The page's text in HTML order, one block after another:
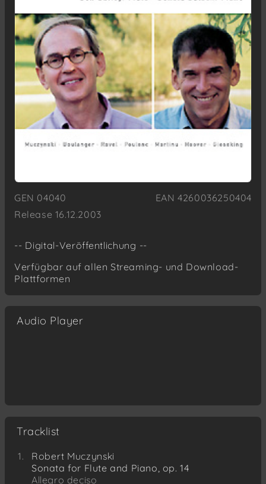
GEN 04040
EAN 4260036250404
Release 16.12.2003
-- Digital-Veröffentlichung --
Verfügbar auf allen Streaming- und Download-
Plattformen
Audio Player
Tracklist
Robert Muczynski
Sonata for Flute and Piano, op. 14
Allegro deciso